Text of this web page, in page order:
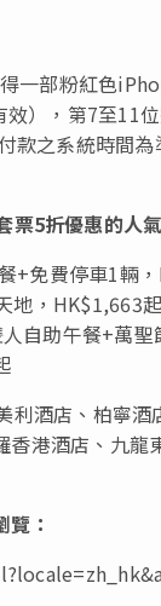
一部粉紅色
），第7至11
款之系統時間
票5折優惠的人
+免費停車1輛
地，HK$1,663起
自助午餐+萬
酒店、柏寧
港酒店、九
：